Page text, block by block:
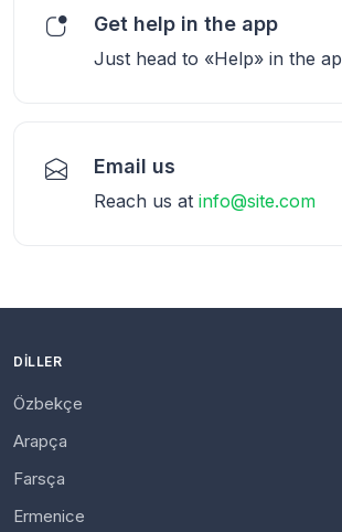
Get help in the app
Just head to «Help» in the
Email us
Reach us at info@site.com
DILLER
Özbekçe
Arapça
Farsça
Ermenice